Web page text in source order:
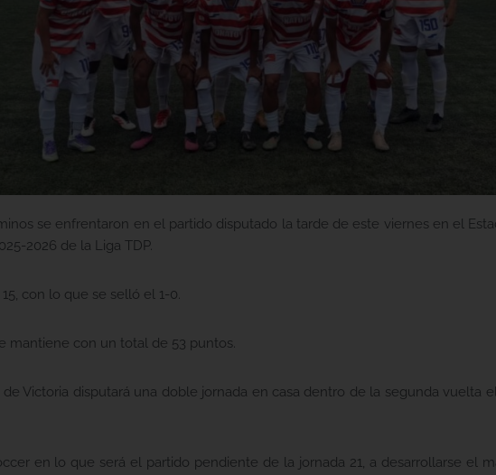
se enfrentaron en el partido disputado la tarde de este viernes en el
2026 de la Liga TDP.
con lo que se selló el 1-0.
mantiene con un total de 53 puntos.
Victoria disputará una doble jornada en casa dentro de la segunda vuelta
en lo que será el partido pendiente de la jornada 21, a desarrollarse el